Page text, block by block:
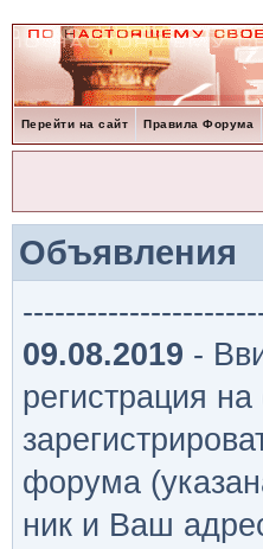
Перейти на сайт Правила Форума
Объявления
09.08.2019 -
регистрация
форума
ник и Ваш